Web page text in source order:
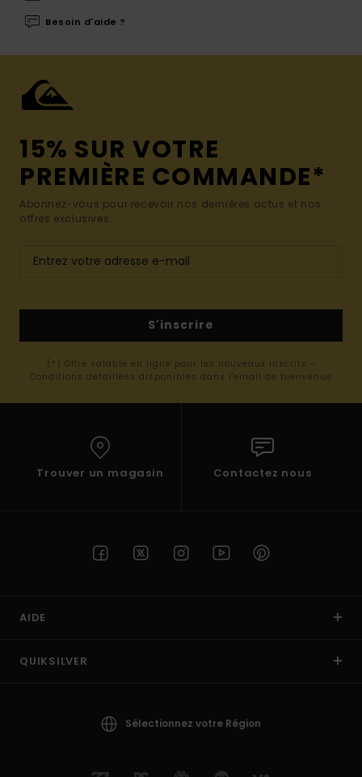
Besoin d'aide ?
15% SUR VOTRE
PREMIÈRE COMMANDE*
Abonnez-vous pour recevoir nos dernières actus et nos
offres exclusives.
S'inscrire
(*) Offre valable en ligne pour les nouveaux inscrits -
Conditions détaillées disponibles dans l'email de bienvenue
Trouver un magasin Contactez nous
AIDE
QUIKSILVER
Sélectionnez votre Région